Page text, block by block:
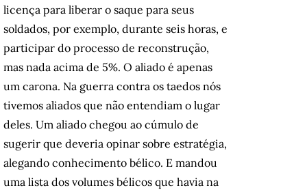
licença para liberar o saque para seus
soldados, por exemplo, durante seis horas, e
participar do processo de reconstrução,
mas nada acima de 5%. O aliado é apenas
um carona. Na guerra contra os taedos nós
tivemos aliados que não entendiam o lugar
deles. Um aliado chegou ao cúmulo de
sugerir que deveria opinar sobre estratégia,
alegando conhecimento bélico. E mandou
uma lista dos volumes bélicos que havia na